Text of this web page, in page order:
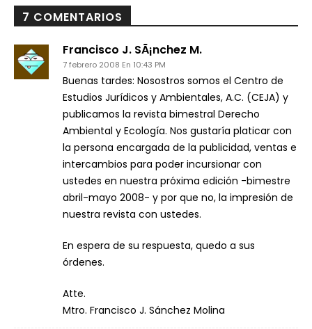
7 COMENTARIOS
Francisco J. SÃ¡nchez M.
7 febrero 2008 En 10:43 PM
Buenas tardes: Nosostros somos el Centro de
Estudios Jurí­dicos y Ambientales, A.C. (CEJA) y
publicamos la revista bimestral Derecho
Ambiental y Ecologí­a. Nos gustarí­a platicar con
la persona encargada de la publicidad, ventas e
intercambios para poder incursionar con
ustedes en nuestra próxima edición -bimestre
abril-mayo 2008- y por que no, la impresión de
nuestra revista con ustedes.
En espera de su respuesta, quedo a sus
órdenes.
Atte.
Mtro. Francisco J. Sánchez Molina